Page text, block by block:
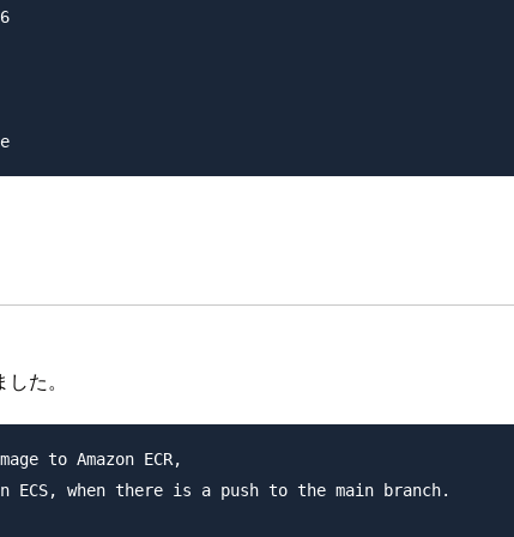
た。
to Amazon ECR,
when there is a push to the main branch.